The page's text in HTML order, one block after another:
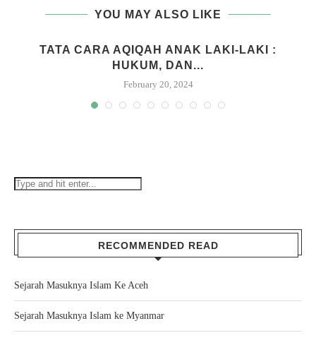
YOU MAY ALSO LIKE
TATA CARA AQIQAH ANAK LAKI-LAKI :
HUKUM, DAN...
February 20, 2024
RECOMMENDED READ
Sejarah Masuknya Islam Ke Aceh
Sejarah Masuknya Islam ke Myanmar